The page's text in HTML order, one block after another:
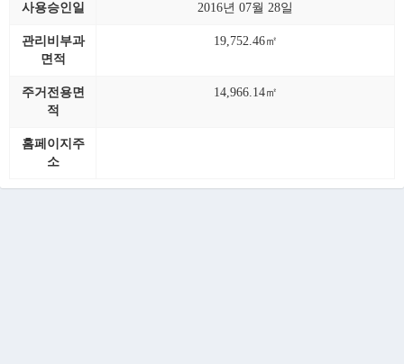
사용승인일 2016년 07월 28일
관리비부과
면적
19,752.46㎡
주거전용면
적
14,966.14㎡
홈페이지주
소